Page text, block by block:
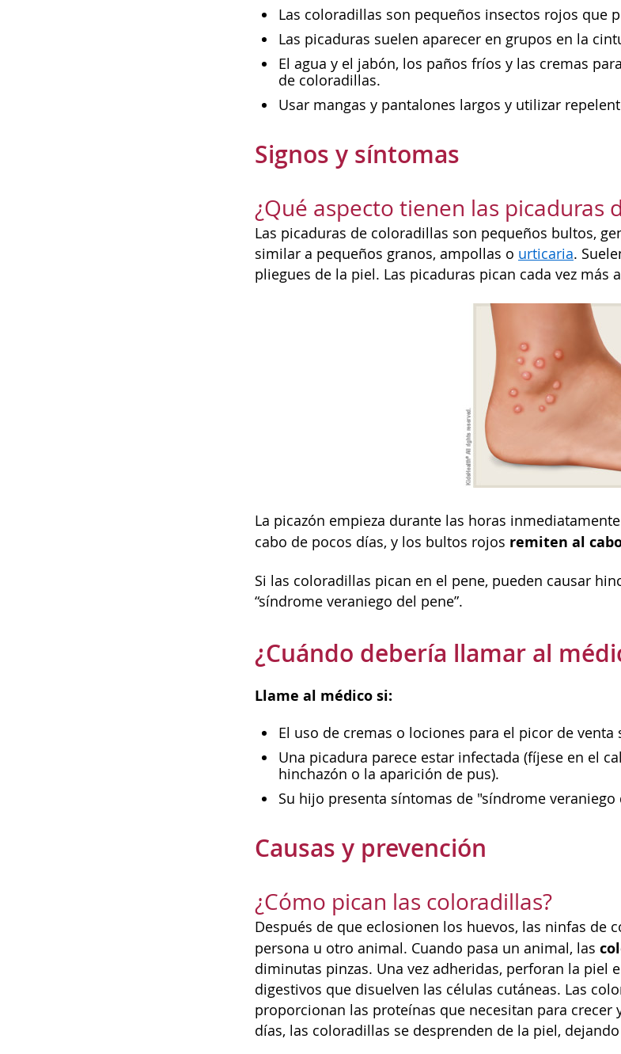
Las coloradillas son pequeños insectos rojos que
Las picaduras suelen aparecer en grupos en la
El agua y el jabón, los paños fríos y las cremas
de coloradillas.
Usar mangas y pantalones largos y utilizar
Signos y síntomas
¿Qué aspecto tienen las picaduras
Las picaduras de coloradillas son pequeños bultos,
similar a pequeños granos, ampollas o urticaria.
pliegues de la piel. Las picaduras pican cada vez
La picazón empieza durante las horas
cabo de pocos días, y los bultos rojos remiten al
Si las coloradillas pican en el pene, pueden causar
“síndrome veraniego del pene”.
¿Cuándo debería llamar al
Llame al médico si:
El uso de cremas o lociones para el picor de
Una picadura parece estar infectada (fíjese en el
hinchazón o la aparición de pus).
Su hijo presenta síntomas de "síndrome veraniego
Causas y prevención
¿Cómo pican las coloradillas?
Después de que eclosionen los huevos, las ninfas de
persona u otro animal. Cuando pasa un animal, las
diminutas pinzas. Una vez adheridas, perforan la piel
digestivos que disuelven las células cutáneas. Las
proporcionan las proteínas que necesitan para
días, las coloradillas se desprenden de la piel,